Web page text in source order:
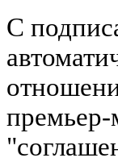
С
премьер-